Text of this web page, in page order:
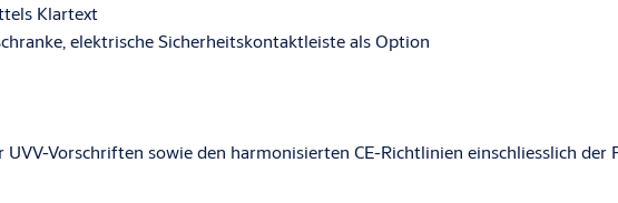
eines
Systems öffnet
der Industrie
und viele weitere.
an
Klartext
elektrische Sicherheitskontaktleiste als Option
Vorschriften sowie den harmonisierten CE-Richtlinien einschliesslich der